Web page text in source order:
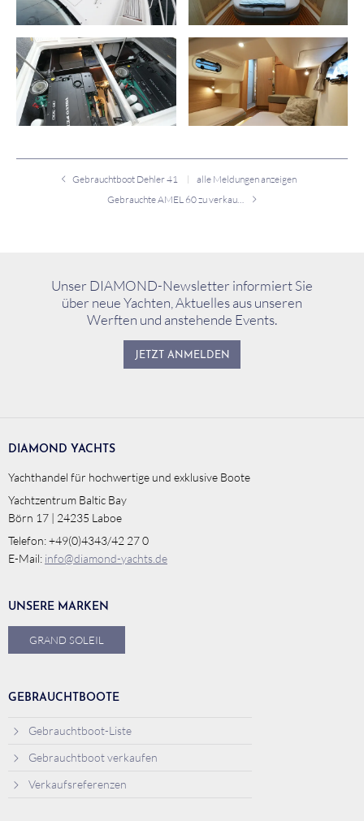
Gebrauchtboot Dehler 41
alle Meldungen anzeigen
Gebrauchte AMEL 60 zu verkaufen
Unser DIAMOND-Newsletter informiert Sie
über neue Yachten, Aktuelles aus unseren
Werften und anstehende Events.
JETZT ANMELDEN
DIAMOND YACHTS
Yachthandel für hochwertige und exklusive Boote
Yachtzentrum Baltic Bay
Börn 17 | 24235 Laboe
Telefon: +49(0)4343/42 27 0
E-Mail: info@diamond-yachts.de
UNSERE MARKEN
GRAND SOLEIL
GEBRAUCHTBOOTE
Gebrauchtboot-Liste
Gebrauchtboot verkaufen
Verkaufsreferenzen